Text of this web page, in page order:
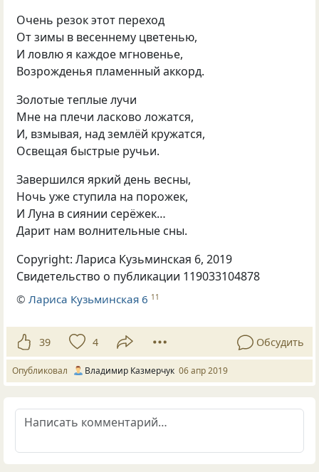
Очень резок этот переход
От зимы в весеннему цветенью,
И ловлю я каждое мгновенье,
Возрожденья пламенный аккорд.
Золотые теплые лучи
Мне на плечи ласково ложатся,
И, взмывая, над землёй кружатся,
Освещая быстрые ручьи.
Завершился яркий день весны,
Ночь уже ступила на порожек,
И Луна в сиянии серёжек…
Дарит нам волнительные сны.
Copyright: Лариса Кузьминская 6, 2019
Свидетельство о публикации 119033104878
©Лариса Кузьминская 6 11
39 4 Обсудить
Опубликовал Владимир Казмерчук 06 апр 2019